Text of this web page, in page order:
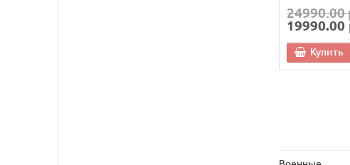
24990.00
19990.00
Купить